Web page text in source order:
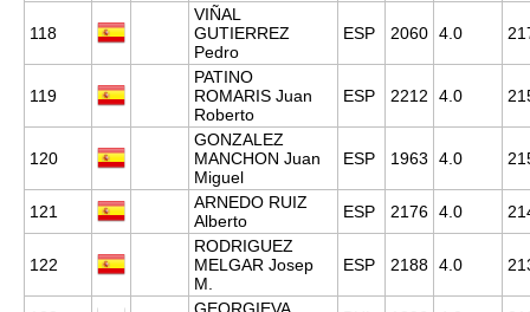
118
VIÑAL
GUTIERREZ
Pedro
ESP 2060 4.0
119
PATINO
ROMARIS Juan
Roberto
ESP 2212 4.0
120
GONZALEZ
MANCHON Juan
Miguel
ESP 1963 4.0
121
ARNEDO RUIZ
Alberto
ESP 2176 4.0
122
RODRIGUEZ
MELGAR Josep
M.
ESP 2188 4.0